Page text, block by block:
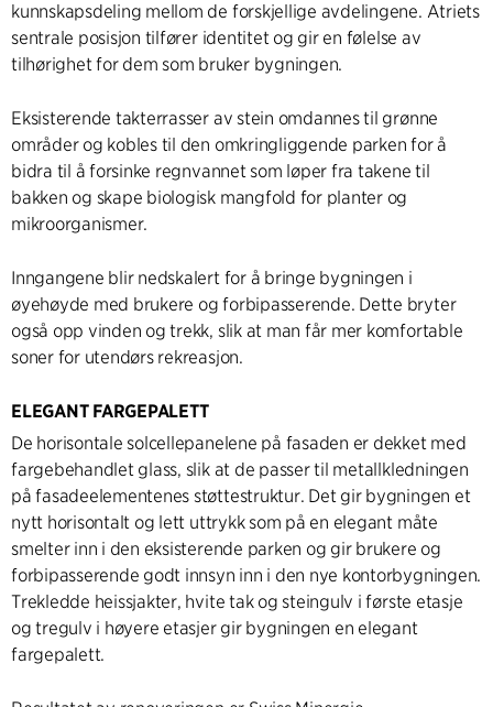
kunnskapsdeling mellom de forskjellige avdelingene. Atriets
sentrale posisjon tilfører identitet og gir en følelse av
tilhørighet for dem som bruker bygningen.
Eksisterende takterrasser av stein omdannes til grønne
områder og kobles til den omkringliggende parken for å
bidra til å forsinke regnvannet som løper fra takene til
bakken og skape biologisk mangfold for planter og
mikroorganismer.
Inngangene blir nedskalert for å bringe bygningen i
øyehøyde med brukere og forbipasserende. Dette bryter
også opp vinden og trekk, slik at man får mer komfortable
soner for utendørs rekreasjon.
ELEGANT FARGEPALETT
De horisontale solcellepanelene på fasaden er dekket med
fargebehandlet glass, slik at de passer til metallkledningen
på fasadeelementenes støttestruktur. Det gir bygningen et
nytt horisontalt og lett uttrykk som på en elegant måte
smelter inn i den eksisterende parken og gir brukere og
forbipasserende godt innsyn inn i den nye kontorbygningen.
Trekledde heissjakter, hvite tak og steingulv i første etasje
og tregulv i høyere etasjer gir bygningen en elegant
fargepalett.